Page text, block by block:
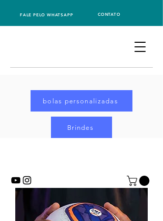
FALE PELO WHATSAPP CONTATO
bolas personalizadas
Brindes